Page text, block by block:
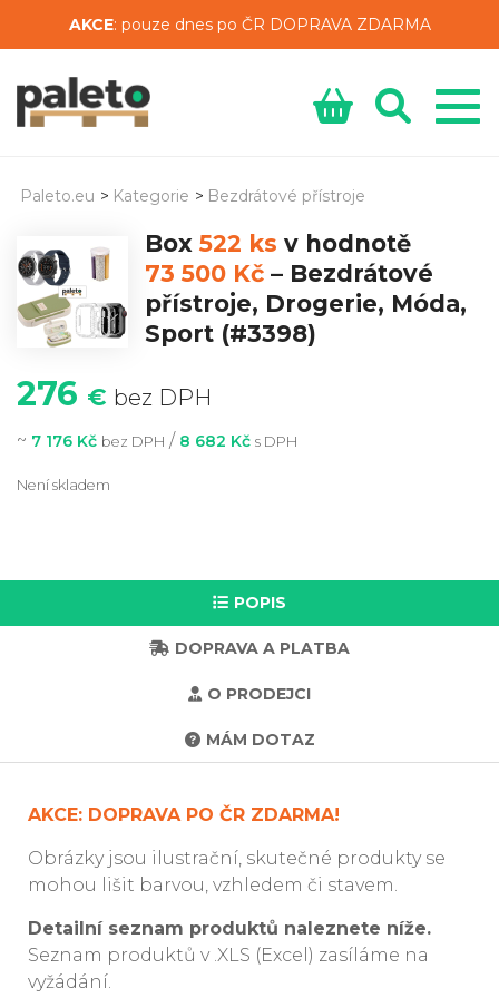
AKCE: pouze dnes po ČR DOPRAVA ZDARMA
Paleto.eu > Kategorie > Bezdrátové přístroje
Box 522 ks v hodnotě
73 500 Kč – Bezdrátové
přístroje, Drogerie, Móda,
Sport (#3398)
276 € bez DPH
~ 7 176 Kč bez DPH / 8 682 Kč s DPH
Není skladem
POPIS
DOPRAVA A PLATBA
O PRODEJCI
MÁM DOTAZ
AKCE: DOPRAVA PO ČR ZDARMA!
Obrázky jsou ilustrační, skutečné produkty se
mohou lišit barvou, vzhledem či stavem.
Detailní seznam produktů naleznete níže.
Seznam produktů v .XLS (Excel) zasíláme na
vyžádání.